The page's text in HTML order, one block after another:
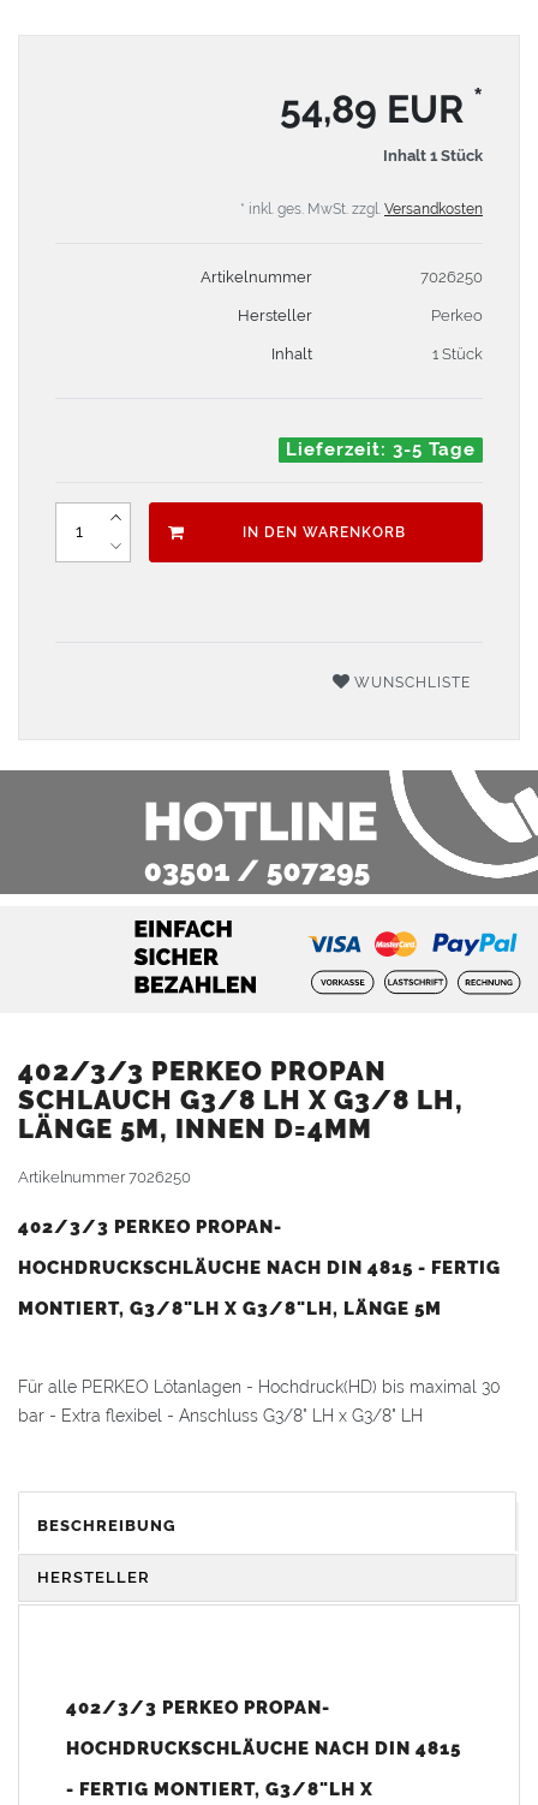
54,89 EUR *
Inhalt 1 Stück
* inkl. ges. MwSt. zzgl. Versandkosten
Artikelnummer 7026250
Hersteller Perkeo
Inhalt 1 Stück
Lieferzeit: 3-5 Tage
IN DEN WARENKORB
WUNSCHLISTE
402/3/3 PERKEO PROPAN
SCHLAUCH G3/8 LH X G3/8 LH,
LÄNGE 5M, INNEN D=4MM
Artikelnummer7026250
402/3/3 PERKEO PROPAN-
HOCHDRUCKSCHLÄUCHE NACH DIN 4815 - FERTIG
MONTIERT, G3/8"LH X G3/8"LH, LÄNGE 5M
Für alle PERKEO Lötanlagen - Hochdruck(HD) bis maximal 30
bar - Extra flexibel - Anschluss G3/8" LH x G3/8" LH
BESCHREIBUNG
HERSTELLER
402/3/3 PERKEO PROPAN-
HOCHDRUCKSCHLÄUCHE NACH DIN 4815
- FERTIG MONTIERT, G3/8"LH X